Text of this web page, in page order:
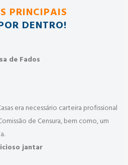
PRINCIPAIS
DENTRO!
de Fados
era necessário carteira profissional
de Censura, bem como, um
jantar